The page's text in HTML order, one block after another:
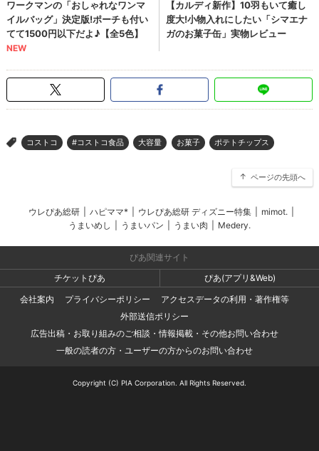
> コストコ #コストコ食品 大容量 お菓子 ポテトチップス
ページの先頭へ
ウレぴあ総研 ハピママ* ウレぴあ総研 ディズニー特集 mimot.
うまいめし
うまいパン うまい肉 Medery.
ぴあ関連サイト
チケットぴあ
ぴあ(アプリ&Web)
会社案内
プライバシーポリシー
アクセスデータの利用・著作権等
外部送信ポリシー
広告出稿・お取り組みのご相談・情報掲載・その他お問い合わせ
一般の読者の方・ユーザーの方からのお問い合わせ
Copyright (C) PIA Corporation. All Rights Reserved.